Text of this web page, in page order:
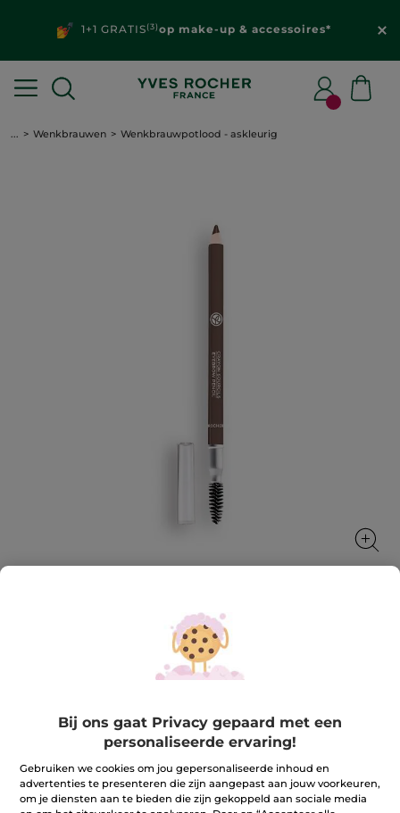
1+1 GRATIS(3)op make-up & accessoires*
... Wenkbrauwen Wenkbrauwpotlood - askleurig
Wenkbrauwpotlood - askleurig
Natuurlijk volle wenkbrauwen
4.2 ★★★★★
★★★★★
van
5
sterren.
reviews.
(232)REVIEW TOEVOEGEN
12,90 €
Bij ons gaat Privacy gepaard met een
personaliseerde ervaring!
Gebruiken we cookies om jou gepersonaliseerde inhoud en
advertenties te presenteren die zijn aangepast aan jouw voorkeuren,
om je diensten aan te bieden die zijn gekoppeld aan sociale media